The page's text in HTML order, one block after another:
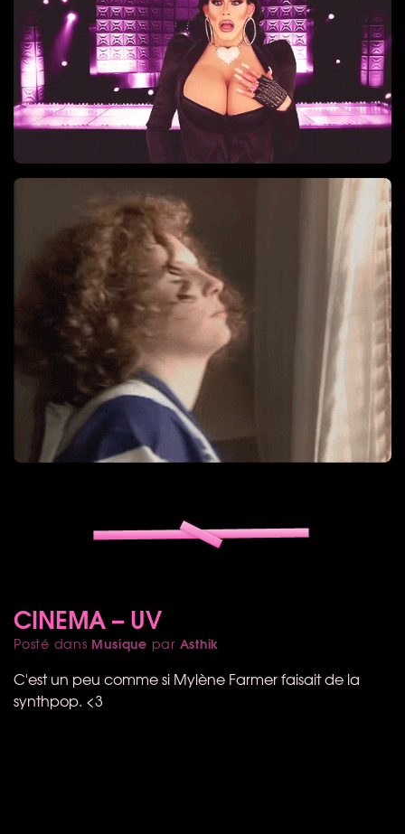
CINEMA – UV
Posté dans Musique par Asthik
C'est un peu comme si Mylène Farmer faisait de la
synthpop. <3